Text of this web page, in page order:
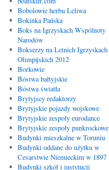
Bobolowie herbu Leliwa
Bokinka Pańska
Boks na Igrzyskach Wspólnoty
Narodów
Bokserzy na Letnich Igrzyskach
Olimpijskich 2012
Borkowie
Bóstwa bałtyjskie
Bóstwa światła
Brytyjscy redaktorzy
Brytyjskie pojazdy wojskowe
Brytyjskie zespoły eurodance
Brytyjskie zespoły punkrockowe
Budynki mieszkalne w Toruniu
Budynki oddane do użytku w
Cesarstwie Niemieckim w 1897
Budynki szkół i instytucji